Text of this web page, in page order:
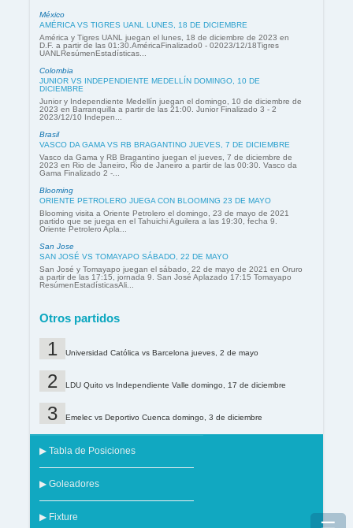
México
AMÉRICA VS TIGRES UANL LUNES, 18 DE DICIEMBRE
América y Tigres UANL juegan el lunes, 18 de diciembre de 2023 en
D.F. a partir de las 01:30.AméricaFinalizado0 - 02023/12/18Tigres
UANLResúmenEstadísticas...
Colombia
JUNIOR VS INDEPENDIENTE MEDELLÍN DOMINGO, 10 DE
DICIEMBRE
Junior y Independiente Medellín juegan el domingo, 10 de diciembre de
2023 en Barranquilla a partir de las 21:00. Junior Finalizado 3 - 2
2023/12/10 Indepen...
Brasil
VASCO DA GAMA VS RB BRAGANTINO JUEVES, 7 DE DICIEMBRE
Vasco da Gama y RB Bragantino juegan el jueves, 7 de diciembre de
2023 en Rio de Janeiro, Rio de Janeiro a partir de las 00:30. Vasco da
Gama Finalizado 2 -...
Blooming
ORIENTE PETROLERO JUEGA CON BLOOMING 23 DE MAYO
Blooming visita a Oriente Petrolero el domingo, 23 de mayo de 2021
partido que se juega en el Tahuichi Aguilera a las 19:30, fecha 9.
Oriente Petrolero Apla...
San Jose
SAN JOSÉ VS TOMAYAPO SÁBADO, 22 DE MAYO
San José y Tomayapo juegan el sábado, 22 de mayo de 2021 en Oruro
a partir de las 17:15, jornada 9. San José Aplazado 17:15 Tomayapo
ResúmenEstadísticasAli...
Otros partidos
Universidad Católica vs Barcelona jueves, 2 de mayo
LDU Quito vs Independiente Valle domingo, 17 de diciembre
Emelec vs Deportivo Cuenca domingo, 3 de diciembre
▶ Tabla de Posiciones
▶ Goleadores
▶ Fixture